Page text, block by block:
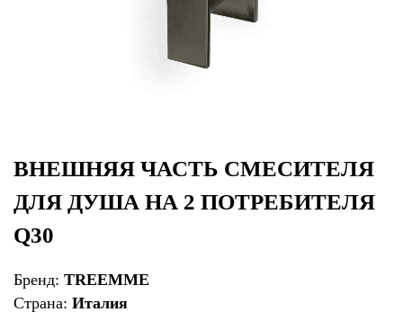
ВНЕШНЯЯ ЧАСТЬ СМЕСИТЕЛЯ
ДЛЯ ДУША НА 2 ПОТРЕБИТЕЛЯ
Q30
Бренд: TREEMME
Страна: Италия